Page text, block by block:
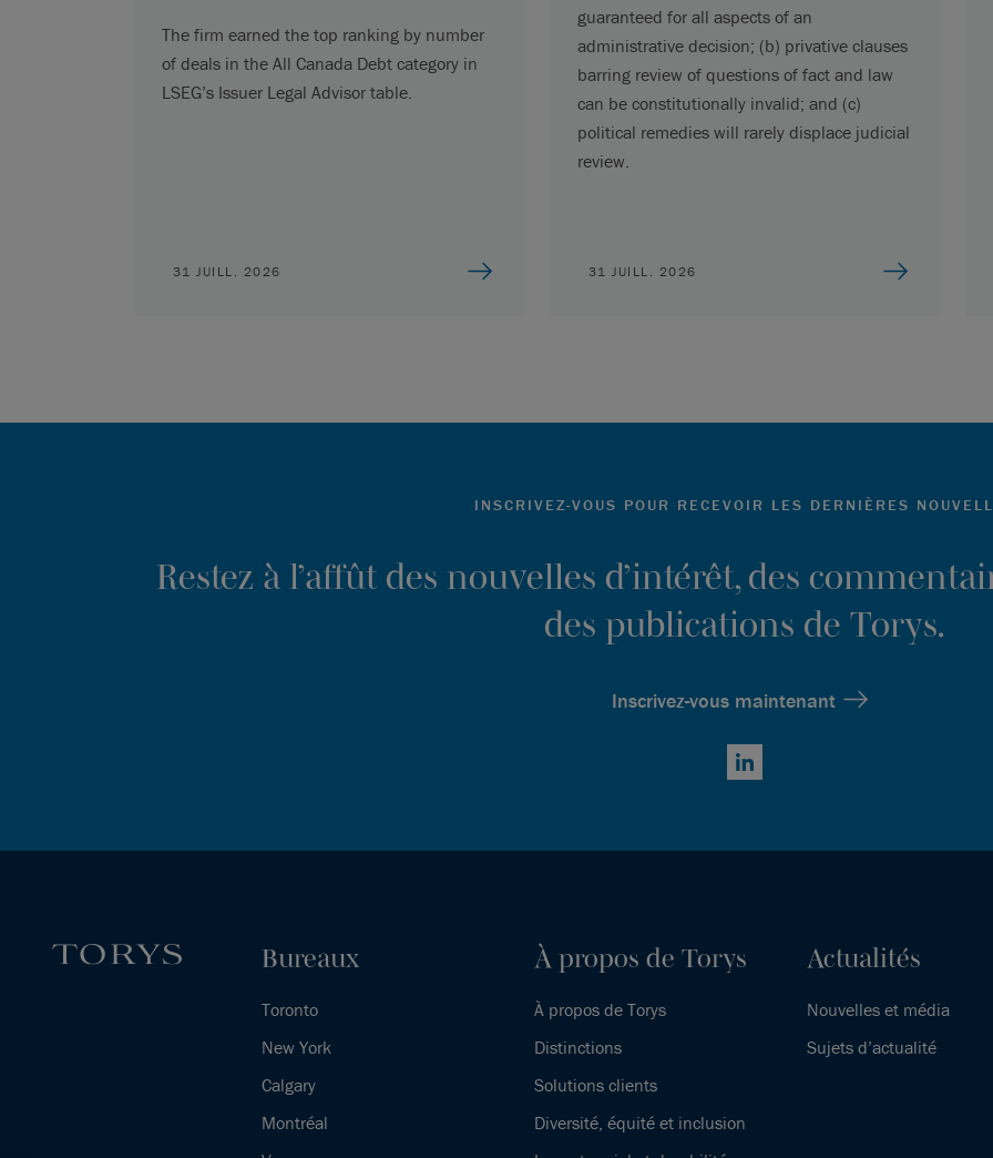
The firm earned the top ranking by number
of deals in the All Canada Debt category in
LSEG’s Issuer Legal Advisor table.
31 JUILL. 2026
guaranteed for all aspects of an
administrative decision; (b) privative clauses
barring review of questions of fact and law
can be constitutionally invalid; and (c)
political remedies will rarely displace judicial
review.
31 JUILL. 2026
INSCRIVEZ-VOUS POUR RECEVOIR LES DERNIÈRES
Restez à l’affût des nouvelles d’intérêt, des
des publications de Torys.
Inscrivez-vous maintenant
LinkedIn
Bureaux
Toronto
New York
Calgary
Montréal
À propos de Torys
À propos de Torys
Distinctions
Solutions clients
Diversité, équité et inclusion
Actualités
Nouvelles et média
Sujets d’actualité